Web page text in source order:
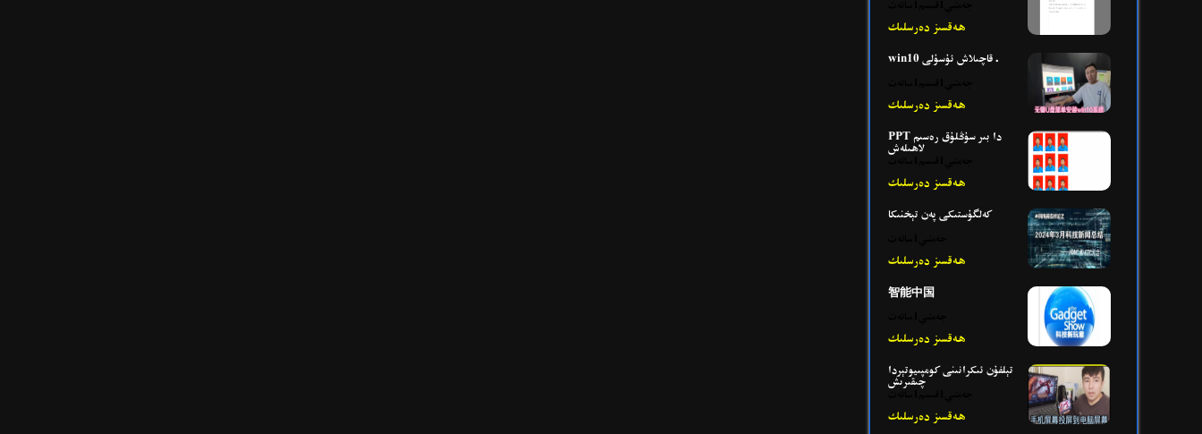
ھەقسىز دەرسلىك
win10 قاچىلاش ئۇسۇلى .
ھەقسىز دەرسلىك
PPT دا بىر سۇڭلۇق رەسىم
لاھىلەش
ھەقسىز دەرسلىك
كەلگۇستىكى پەن تېخنىكا
ھەقسىز دەرسلىك
智能中国
ھەقسىز دەرسلىك
تېلفۇن ئىكرانىنى كومپىيوتېردا
چىقىرىش
ھەقسىز دەرسلىك